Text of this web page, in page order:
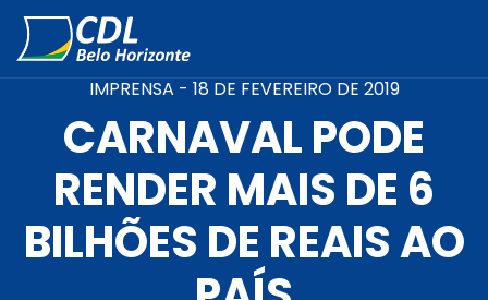
IMPRENSA - 18 DE FEVEREIRO DE 2019
CARNAVAL PODE
RENDER MAIS DE 6
BILHÕES DE REAIS AO